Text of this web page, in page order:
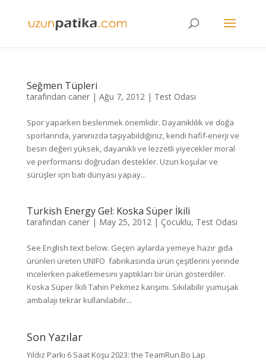
Seğmen Tüpleri
tarafından caner| Ağu 7, 2012| Test Odası
Spor yaparken beslenmek önemlidir. Dayanıklılık ve doğa
sporlarında, yanınızda taşıyabildiğiniz, kendi hafif-enerji ve
besin değeri yüksek, dayanıklı ve lezzetli yiyecekler moral
ve performansı doğrudan destekler. Uzun koşular ve
sürüşler için batı dünyası yapay...
Turkish Energy Gel: Koska Süper İkili
tarafından caner| May 25, 2012| Çocuklu, Test Odası
See English text below. Geçen aylarda yemeye hazır gıda
ürünleri üreten UNIFO fabrikasında ürün çeşitlerini yerinde
incelerken paketlemesini yaptıkları bir ürün gösterdiler.
Koska Süper İkili Tahin Pekmez karışımı. Sıkılabilir yumuşak
ambalajı tekrar kullanılabilir...
Son Yazılar
Yıldız Parkı 6 Saat Koşu 2023: the TeamRun.Bo Lap